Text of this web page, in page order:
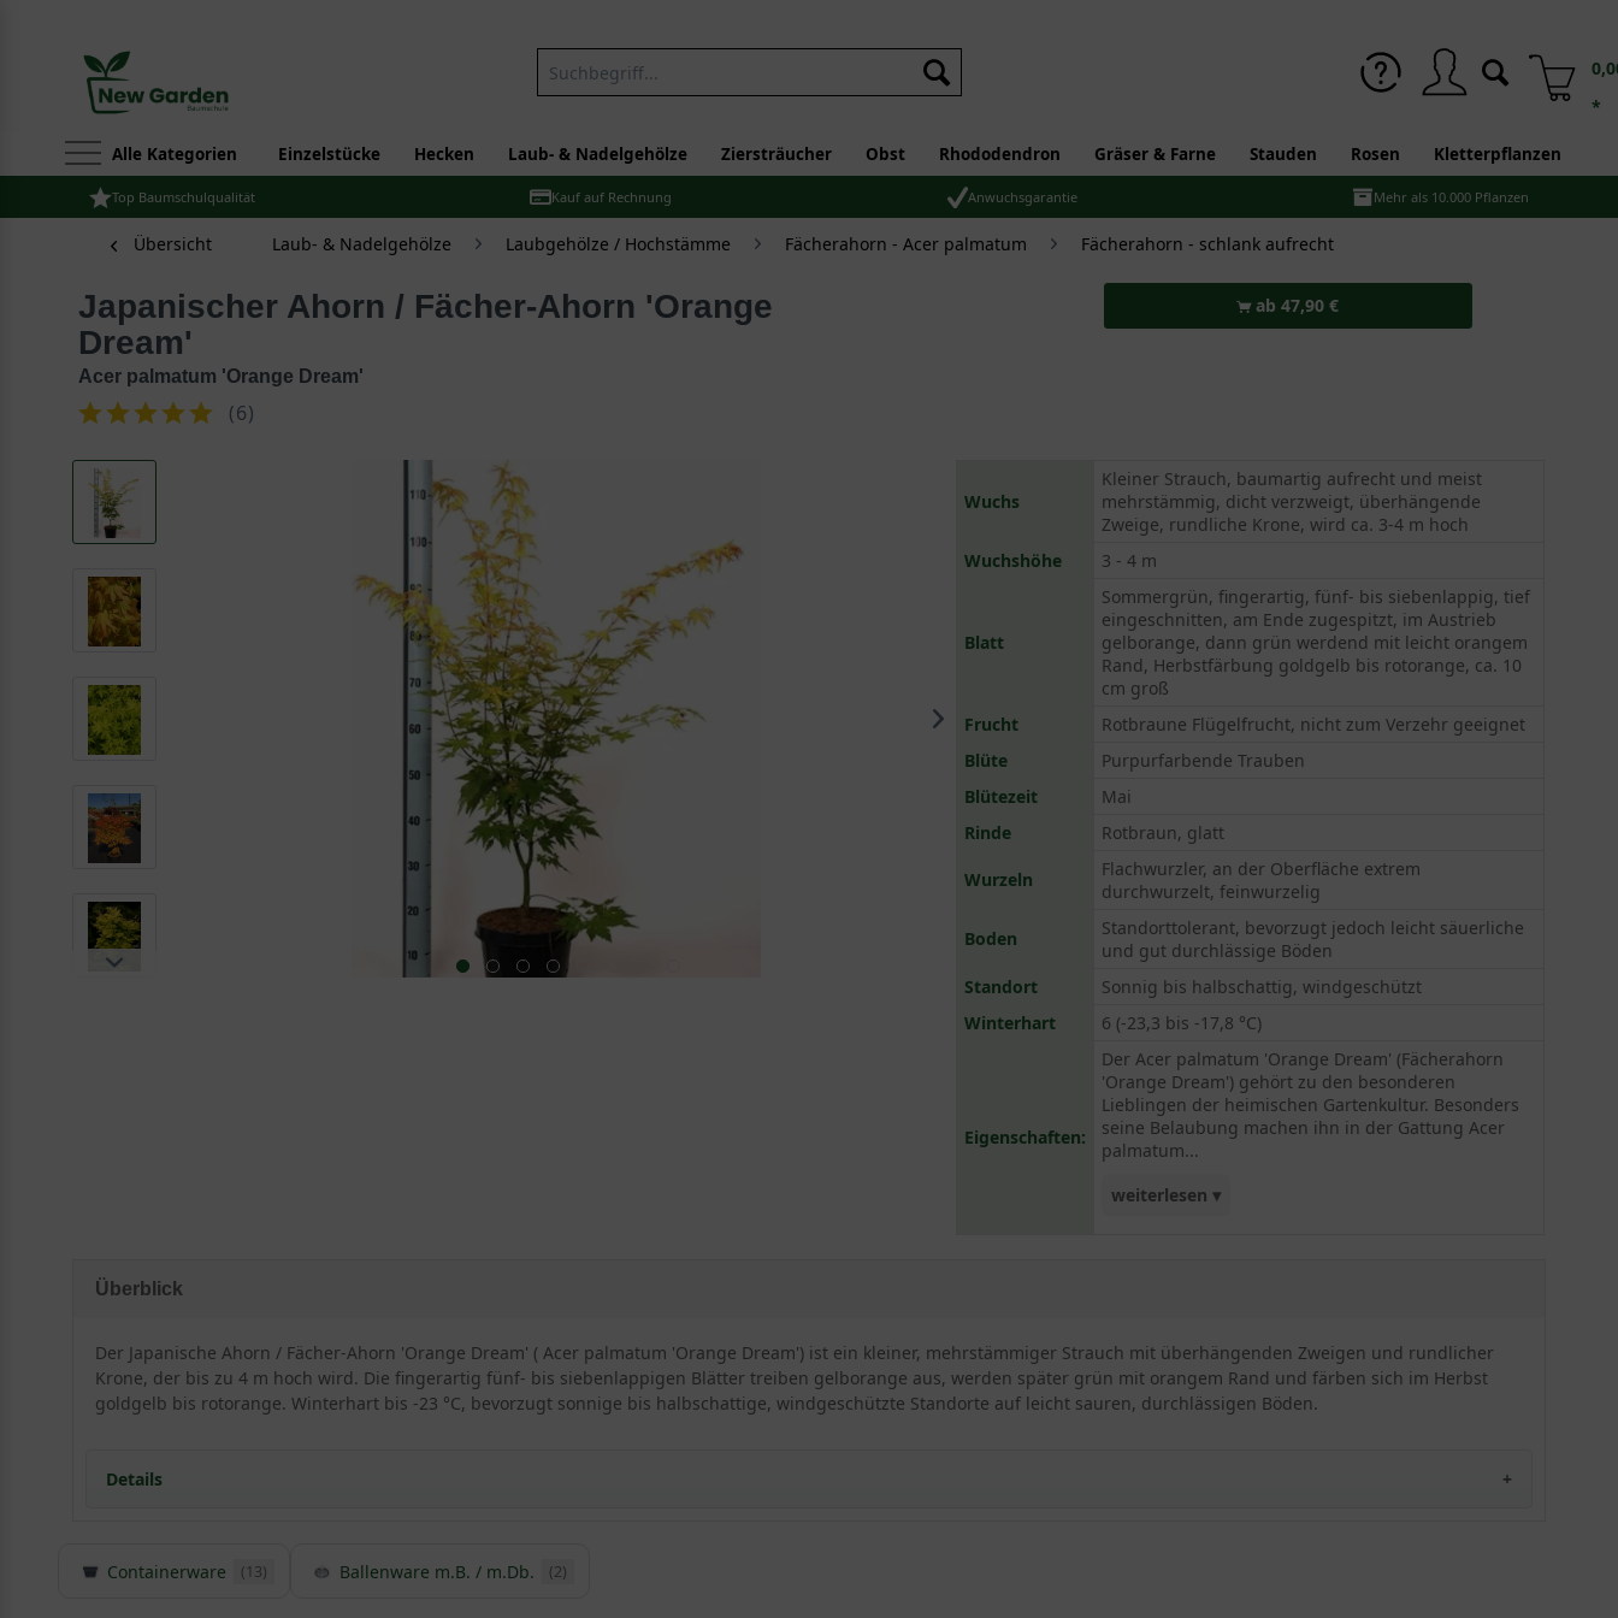
*
Alle Kategorien Einzelstücke Hecken Laub- & Nadelgehölze Ziersträucher Obst Rhododendron Gräser & Farne Stauden Rosen Kletterpflanzen
Top Baumschulqualität Kauf auf Rechnung Anwuchsgarantie Mehr als 10.000 Pflanzen
Übersicht Laub- & Nadelgehölze Laubgehölze / Hochstämme Fächerahorn - Acer palmatum Fächerahorn - schlank aufrecht
Japanischer Ahorn / Fächer-Ahorn 'Orange
Dream'
Acer palmatum 'Orange Dream'
(6)
ab 47,90 €
Wuchs
Kleiner Strauch, baumartig aufrecht und meist
mehrstämmig, dicht verzweigt, überhängende
Zweige, rundliche Krone, wird ca. 3-4 m hoch
Wuchshöhe
3 - 4 m
Blatt
Sommergrün, fingerartig, fünf- bis siebenlappig, tief
eingeschnitten, am Ende zugespitzt, im Austrieb
gelborange, dann grün werdend mit leicht orangem
Rand, Herbstfärbung goldgelb bis rotorange, ca. 10
cm groß
Frucht
Rotbraune Flügelfrucht, nicht zum Verzehr geeignet
Blüte
Purpurfarbende Trauben
Blütezeit
Mai
Rinde
Rotbraun, glatt
Wurzeln
Flachwurzler, an der Oberfläche extrem
durchwurzelt, feinwurzelig
Boden
Standorttolerant, bevorzugt jedoch leicht säuerliche
und gut durchlässige Böden
Standort
Sonnig bis halbschattig, windgeschützt
Winterhart
6 (-23,3 bis -17,8 °C)
Eigenschaften:
Der Acer palmatum 'Orange Dream' (Fächerahorn
'Orange Dream') gehört zu den besonderen
Lieblingen der heimischen Gartenkultur. Besonders
seine Belaubung machen ihn in der Gattung Acer
palmatum...
weiterlesen ▾
Japangarten traumhaft aus.
Überblick
Der Japanische Ahorn / Fächer-Ahorn 'Orange Dream' ( Acer palmatum 'Orange Dream') ist ein kleiner, mehrstämmiger Strauch mit überhängenden Zweigen und rundlicher
Krone, der bis zu 4 m hoch wird. Die fingerartig fünf- bis siebenlappigen Blätter treiben gelborange aus, werden später grün mit orangem Rand und färben sich im Herbst
goldgelb bis rotorange. Winterhart bis -23 °C, bevorzugt sonnige bis halbschattige, windgeschützte Standorte auf leicht sauren, durchlässigen Böden.
Details
In Europa dient der Fächerahorn als Zierstrauch
Containerware (13) Ballenware m.B. / m.Db. (2)